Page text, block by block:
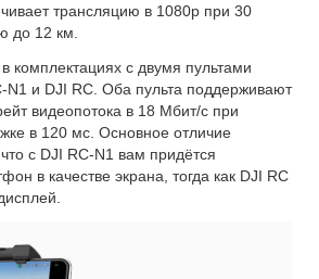
трансляцию в 1080p при 30
до 12 км.
комплектациях с двумя пультами
N1 и DJI RC. Оба пульта поддерживают
видеопотока в 18 Мбит/с при
в 120 мс. Основное отличие
с DJI RC-N1 вам придётся
в качестве экрана, тогда как DJI RC